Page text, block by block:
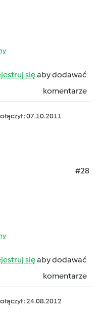
sięaby dodawać
komentarze
: 07.10.2011
#28
sięaby dodawać
komentarze
: 24.08.2012